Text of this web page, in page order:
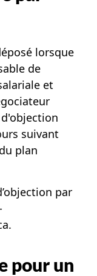
lorsque
de
et
suivant
plan
par
.
pour un